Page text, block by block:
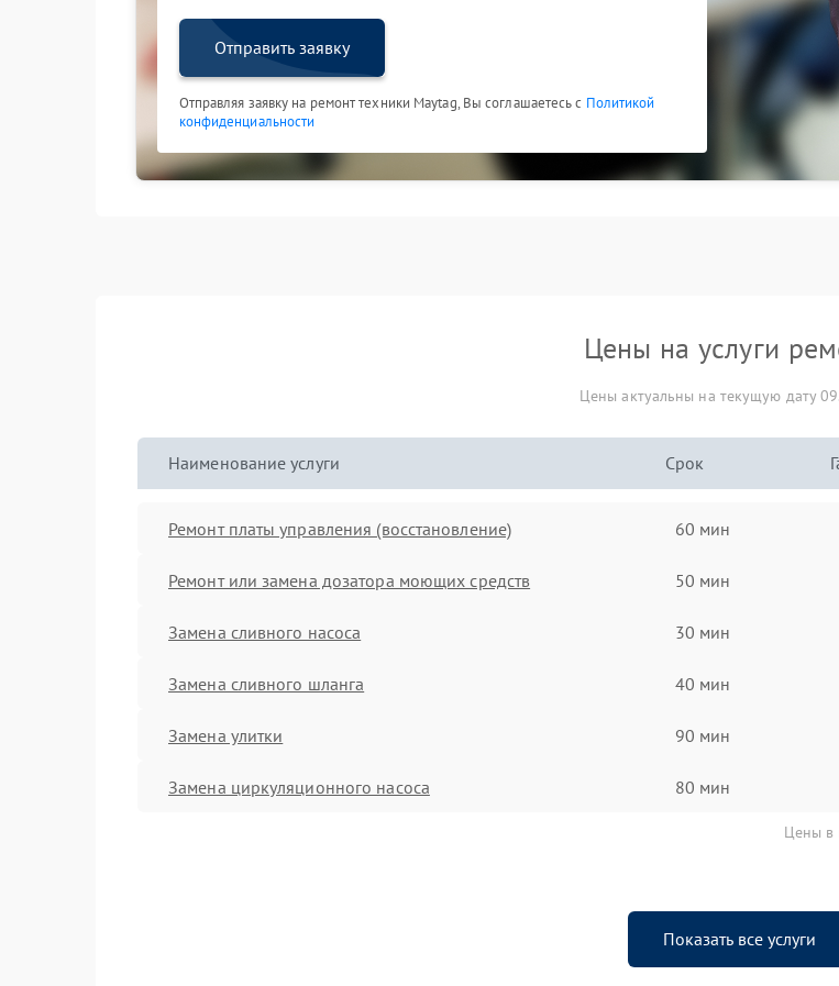
Отправить заявку
Отправляя заявку на ремонт техники Maytag, Вы соглашаетесь с Политикой
конфиденциальности
Цены на услуги
Цены актуальны на текущую дату
Наименование услуги Срок
Ремонт платы управления (восстановление) 60 мин
Ремонт или замена дозатора моющих средств 50 мин
Замена сливного насоса 30 мин
Замена сливного шланга 40 мин
Замена улитки 90 мин
Замена циркуляционного насоса 80 мин
Цены в
Показать все услуги